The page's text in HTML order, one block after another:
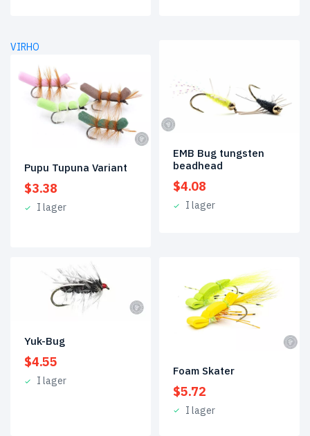
VIRHO
Pupu Tupuna Variant
$3.38
I lager
EMB Bug tungsten
beadhead
$4.08
I lager
Yuk-Bug
$4.55
I lager
Foam Skater
$5.72
I lager